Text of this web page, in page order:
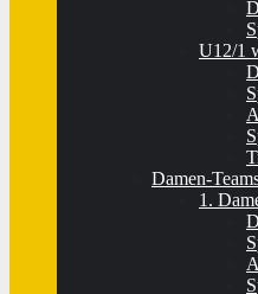
U12/1
Damen-
1.